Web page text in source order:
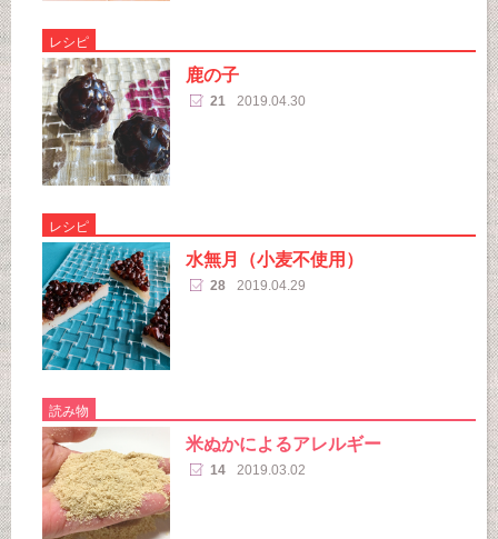
レシピ
鹿の子
21 2019.04.30
レシピ
水無月（小麦不使用）
28 2019.04.29
読み物
米ぬかによるアレルギー
14 2019.03.02